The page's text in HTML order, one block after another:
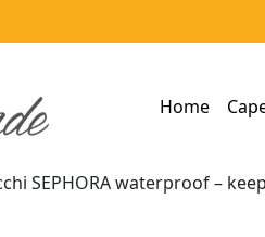
Home
SEPHORA waterproof –